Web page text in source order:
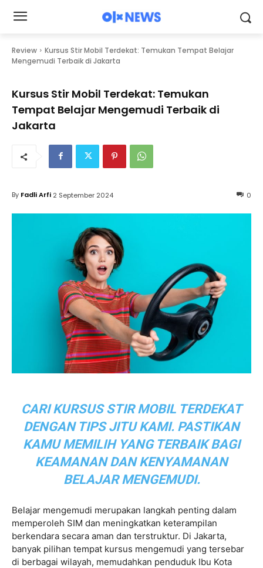
Review
Kursus Stir Mobil Terdekat: Temukan Tempat Belajar
Mengemudi Terbaik di Jakarta
Kursus Stir Mobil Terdekat: Temukan
Tempat Belajar Mengemudi Terbaik di
Jakarta
0
By Fadli Arfi 2 September 2024
CARI KURSUS STIR MOBIL TERDEKAT
DENGAN TIPS JITU KAMI. PASTIKAN
KAMU MEMILIH YANG TERBAIK BAGI
KEAMANAN DAN KENYAMANAN
BELAJAR MENGEMUDI.
Belajar mengemudi merupakan langkah penting dalam
memperoleh SIM dan meningkatkan keterampilan
berkendara secara aman dan terstruktur. Di Jakarta,
banyak pilihan tempat kursus mengemudi yang tersebar
di berbagai wilayah, memudahkan penduduk Ibu Kota